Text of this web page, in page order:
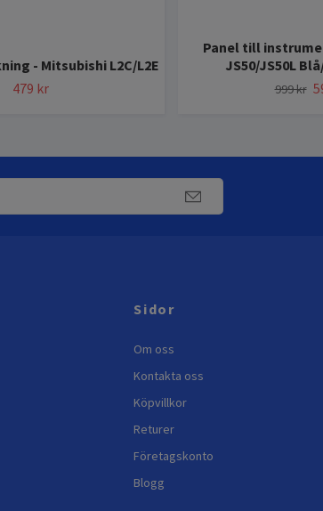
- Mitsubishi L2C/L2E
479 kr
Panel till
JS50/JS50L
999 kr
Sidor
Om oss
Kontakta oss
Köpvillkor
Returer
Företagskonto
Blogg